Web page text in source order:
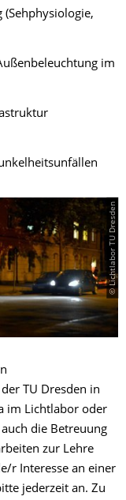
im
© Lichtlabor TU Dresden
TU Dresden in
im Lichtlabor oder
die Betreuung
zur Lehre
r Interesse an einer
jederzeit an. Zu